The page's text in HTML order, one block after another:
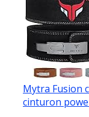
Mytra Fusion
cinturon